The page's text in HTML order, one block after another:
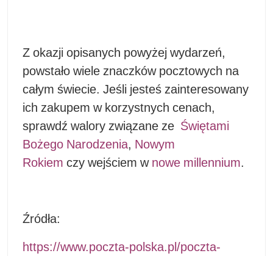
Z okazji opisanych powyżej wydarzeń,
powstało wiele znaczków pocztowych na
całym świecie. Jeśli jesteś zainteresowany
ich zakupem w korzystnych cenach,
sprawdź walory związane ze Świętami
Bożego Narodzenia, Nowym
Rokiem czy wejściem w nowe millennium.
Źródła:
https://www.poczta-polska.pl/poczta-